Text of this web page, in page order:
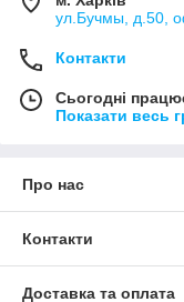
ул.Бучмы, д.50,
Контакти
Сьогодні
Показати весь
Про нас
Контакти
Доставка та оплата